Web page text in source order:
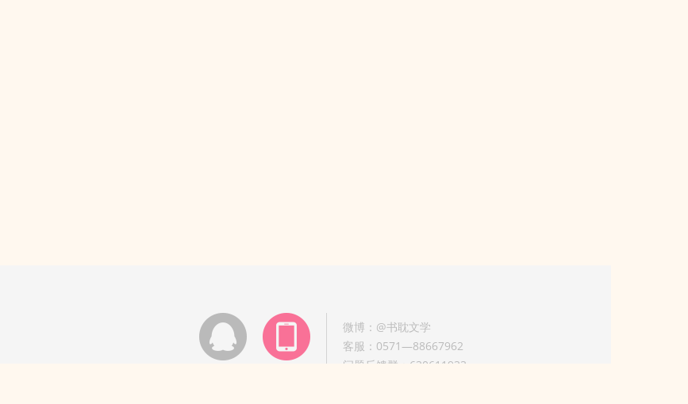
微博：@书耽文学
客服：0571—88667962
问题反馈群：630611933